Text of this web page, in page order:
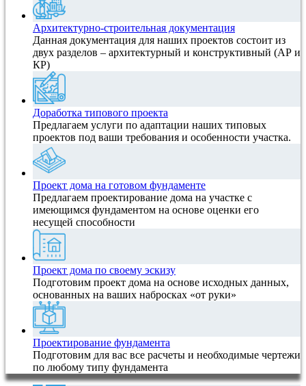
Архитектурно-строительная документация
Данная документация для наших проектов состоит из
двух разделов – архитектурный и конструктивный (АР и
КР)
Доработка типового проекта
Предлагаем услуги по адаптации наших типовых
проектов под ваши требования и особенности участка.
Проект дома на готовом фундаменте
Предлагаем проектирование дома на участке с
имеющимся фундаментом на основе оценки его
несущей способности
Проект дома по своему эскизу
Подготовим проект дома на основе исходных данных,
основанных на ваших набросках «от руки»
Проектирование фундамента
Подготовим для вас все расчеты и необходимые чертежи
по любому типу фундамента